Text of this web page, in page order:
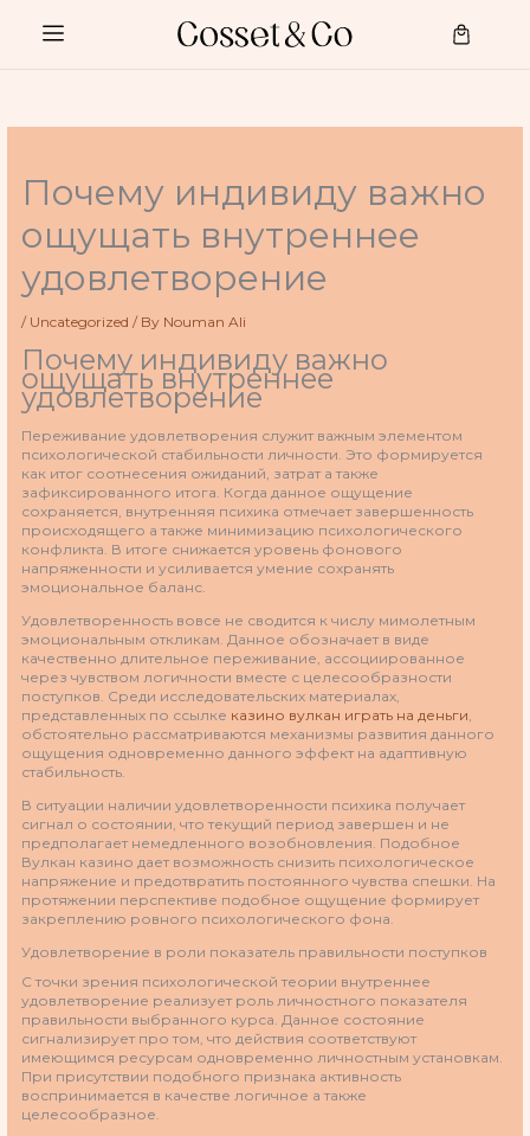
content
Cart
Почему индивиду важно
ощущать внутреннее
удовлетворение
/ Uncategorized / By Nouman Ali
Почему индивиду важно
ощущать внутреннее
удовлетворение
Переживание удовлетворения служит важным элементом
психологической стабильности личности. Это формируется
как итог соотнесения ожиданий, затрат а также
зафиксированного итога. Когда данное ощущение
сохраняется, внутренняя психика отмечает завершенность
происходящего а также минимизацию психологического
конфликта. В итоге снижается уровень фонового
напряженности и усиливается умение сохранять
эмоциональное баланс.
Удовлетворенность вовсе не сводится к числу мимолетным
эмоциональным откликам. Данное обозначает в виде
качественно длительное переживание, ассоциированное
через чувством логичности вместе с целесообразности
поступков. Среди исследовательских материалах,
представленных по ссылке казино вулкан играть на деньги,
обстоятельно рассматриваются механизмы развития данного
ощущения одновременно данного эффект на адаптивную
стабильность.
В ситуации наличии удовлетворенности психика получает
сигнал о состоянии, что текущий период завершен и не
предполагает немедленного возобновления. Подобное
Вулкан казино дает возможность снизить психологическое
напряжение и предотвратить постоянного чувства спешки. На
протяжении перспективе подобное ощущение формирует
закреплению ровного психологического фона.
Удовлетворение в роли показатель правильности поступков
С точки зрения психологической теории внутреннее
удовлетворение реализует роль личностного показателя
правильности выбранного курса. Данное состояние
сигнализирует про том, что действия соответствуют
имеющимся ресурсам одновременно личностным установкам.
При присутствии подобного признака активность
воспринимается в качестве логичное а также
целесообразное.